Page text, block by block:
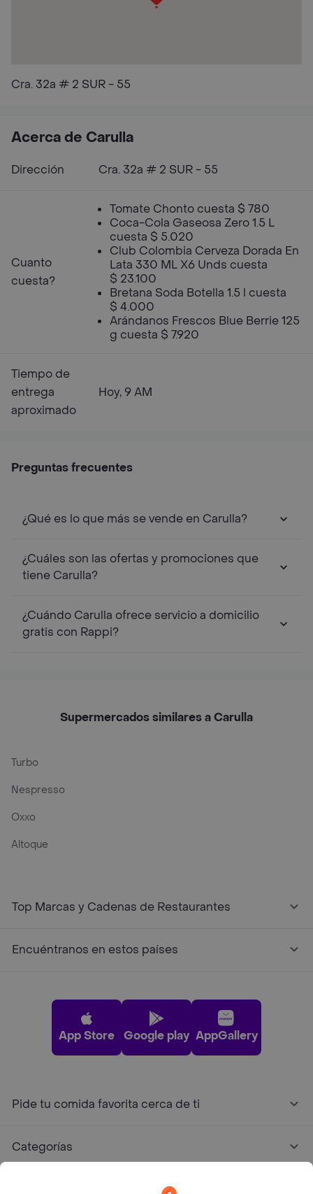
Cra. 32a # 2 SUR - 55
Acerca de Carulla
Dirección Cra. 32a # 2 SUR - 55
Cuanto
cuesta?
Tomate Chonto cuesta $ 780
Coca-Cola Gaseosa Zero 1.5 L
cuesta $ 5.020
Club Colombia Cerveza Dorada En
Lata 330 ML X6 Unds cuesta
$ 23.100
Bretana Soda Botella 1.5 l cuesta
$ 4.000
Arándanos Frescos Blue Berrie 125
g cuesta $ 7.920
Tiempo de
entrega
aproximado
Hoy, 9 AM
Preguntas frecuentes
¿Qué es lo que más se vende en Carulla?
¿Cuáles son las ofertas y promociones que
tiene Carulla?
¿Cuándo Carulla ofrece servicio a domicilio
gratis con Rappi?
Supermercados similares a Carulla
Turbo
Nespresso
Oxxo
Altoque
Top Marcas y Cadenas de Restaurantes
Encuéntranos en estos países
App Store Google play AppGallery
Pide tu comida favorita cerca de ti
Categorías